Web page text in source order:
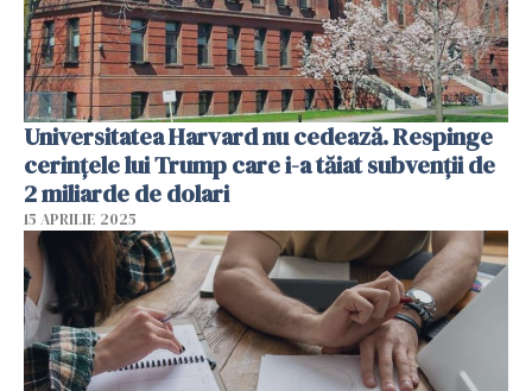
Universitatea Harvard nu cedează. Respinge
cerinţele lui Trump care i-a tăiat subvenţii de
2 miliarde de dolari
15 APRILIE 2025